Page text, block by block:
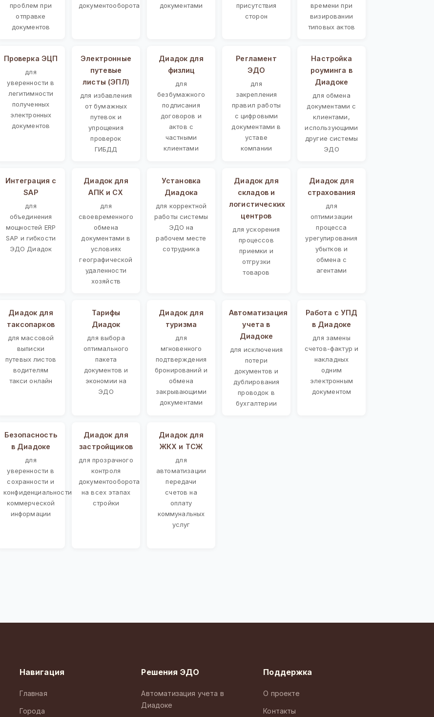
проблем при
отправке
документов
документооборота
документами
присутствия
сторон
времени при
визировании
типовых актов
Проверка ЭЦП
для
уверенности в
легитимности
полученных
электронных
документов
Электронные
путевые
листы (ЭПЛ)
для избавления
от бумажных
путевок и
упрощения
проверок
ГИБДД
Диадок для
физлиц
для
безбумажного
подписания
договоров и
актов с
частными
клиентами
Регламент
ЭДО
для
закрепления
правил работы
с цифровыми
документами в
уставе
компании
Настройка
роуминга в
Диадоке
для обмена
документами с
клиентами,
использующими
другие системы
ЭДО
Интеграция с
SAP
для
объединения
мощностей ERP
SAP и гибкости
ЭДО Диадок
Диадок для
АПК и СХ
для
своевременного
обмена
документами в
условиях
географической
удаленности
хозяйств
Установка
Диадока
для корректной
работы системы
ЭДО на
рабочем месте
сотрудника
Диадок для
складов и
логистических
центров
для ускорения
процессов
приемки и
отгрузки
товаров
Диадок для
страхования
для
оптимизации
процесса
урегулирования
убытков и
обмена с
агентами
Диадок для
таксопарков
для массовой
выписки
путевых листов
водителям
такси онлайн
Тарифы
Диадок
для выбора
оптимального
пакета
документов и
экономии на
ЭДО
Диадок для
туризма
для
мгновенного
подтверждения
бронирований и
обмена
закрывающими
документами
Автоматизация
учета в
Диадоке
для исключения
потери
документов и
дублирования
проводок в
бухгалтерии
Работа с УПД
в Диадоке
для замены
счетов-фактур и
накладных
одним
электронным
документом
Безопасность
в Диадоке
для
уверенности в
сохранности и
конфиденциальности
коммерческой
информации
Диадок для
застройщиков
для прозрачного
контроля
документооборота
на всех этапах
стройки
Диадок для
ЖКХ и ТСЖ
для
автоматизации
передачи
счетов на
оплату
коммунальных
услуг
Навигация
Главная
Города
Решения ЭДО
Автоматизация учета в
Диадоке
Поддержка
О проекте
Контакты